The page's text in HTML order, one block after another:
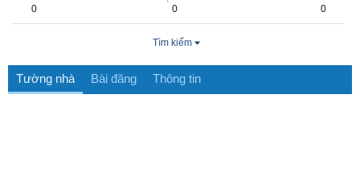
0 0 0
Tìm kiếm
Tường nhà Bài đăng Thông tin